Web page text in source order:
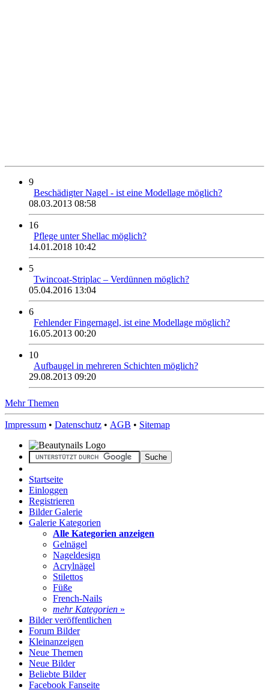
9
Beschädigter Nagel - ist eine Modellage möglich?
08.03.2013 08:58
16
Pflege unter Shellac möglich?
14.01.2018 10:42
5
Twincoat-Striplac – Verdünnen möglich?
05.04.2016 13:04
6
Fehlender Fingernagel, ist eine Modellage möglich?
16.05.2013 00:20
10
Aufbaugel in mehreren Schichten möglich?
29.08.2013 09:20
Mehr Themen
Impressum • Datenschutz • AGB • Sitemap
Startseite
Einloggen
Registrieren
Bilder Galerie
Galerie Kategorien
Alle Kategorien anzeigen
Gelnägel
Nageldesign
Acrylnägel
Stilettos
Füße
French-Nails
mehr Kategorien »
Bilder veröffentlichen
Forum Bilder
Kleinanzeigen
Neue Themen
Neue Bilder
Beliebte Bilder
Facebook Fanseite